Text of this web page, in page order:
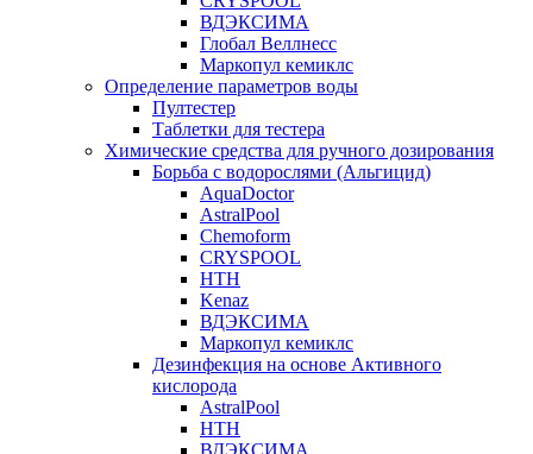
ВДЭКСИМА
Глобал Веллнесс
Маркопул кемиклс
Определение параметров воды
Пултестер
Таблетки для тестера
Химические средства для ручного дозирования
Борьба с водорослями (Альгицид)
AquaDoctor
AstralPool
Chemoform
CRYSPOOL
HTH
Kenaz
ВДЭКСИМА
Маркопул кемиклс
Дезинфекция на основе Активного
кислорода
AstralPool
HTH
ВДЭКСИМА